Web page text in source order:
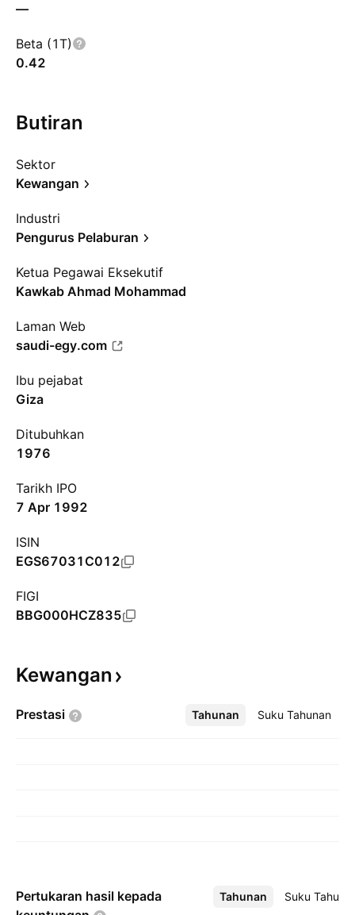
—
Beta (1T)
0.42
Butiran
Sektor
Kewangan
Industri
Pengurus Pelaburan
Ketua Pegawai Eksekutif
Kawkab Ahmad Mohammad
Laman Web
saudi-egy.com
Ibu pejabat
Giza
Ditubuhkan
1976
Tarikh IPO
7 Apr 1992
ISIN
EGS67031C012
FIGI
BBG000HCZ835
Kewangan
Prestasi Tahunan Suku Tahunan
Lebih
Pertukaran hasil kepada
Tahunan Suku
Lebih